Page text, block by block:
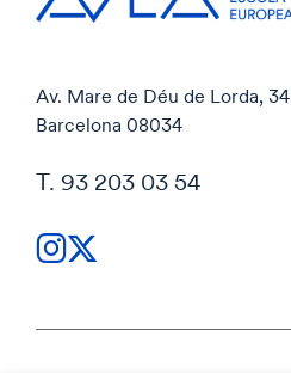
Av. Mare de Déu de Lorda, 34
Barcelona 08034
T. 93 203 03 54